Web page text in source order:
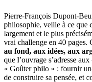
Pierre-François Dupont-
philosophie, veille à ce que
largement et le plus
vrai challenge en 40 pages.
au fond, aux idées, aux
que l’ouvrage s’adresse
« Goûter philo » : fournir
de construire sa pensée, et